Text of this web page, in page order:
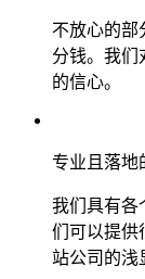
不放心的部
分钱。我们
的信心。
专业且落地
我们具有各
们可以提供
站公司的浅